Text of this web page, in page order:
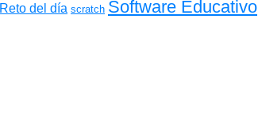
Reto del día scratch Software Educativo